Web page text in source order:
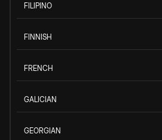
FILIPINO
FINNISH
FRENCH
GALICIAN
GEORGIAN